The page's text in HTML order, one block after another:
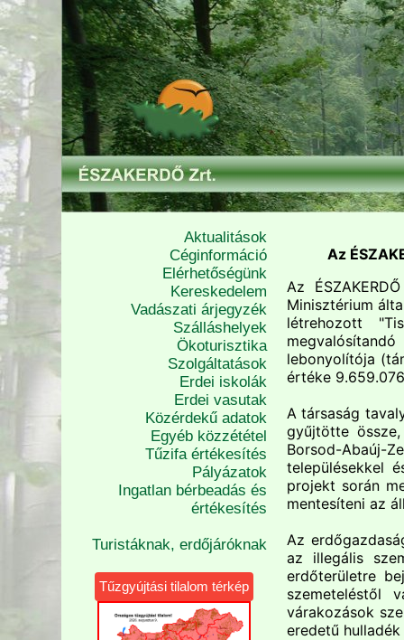
Aktualitások
Céginformáció
Elérhetőségünk
Kereskedelem
Vadászati árjegyzék
Szálláshelyek
Ökoturisztika
Szolgáltatások
Erdei iskolák
Erdei vasutak
Közérdekű adatok
Egyéb közzététel
Tűzifa értékesítés
Pályázatok
Ingatlan bérbeadás és
értékesítés
Turistáknak, erdőjáróknak
Tűzgyújtási tilalom térkép
Az
Az
Minisztérium
létrehozott
lebonyolítója
értéke
A társaság
gyűjtötte
Borsod-Abaúj-
településekkel
projekt során
mentesíteni az
Az
az illegális
erdőterületre
szemeteléstől
várakozások
eredetű